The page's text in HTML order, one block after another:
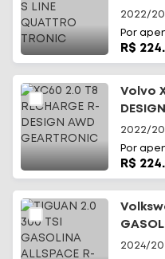
2022/
Por
R$
Volvo
2022/
Por
R$
2024/